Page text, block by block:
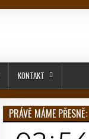
KONTAKT
PRÁVĚ MÁME PŘESNĚ: